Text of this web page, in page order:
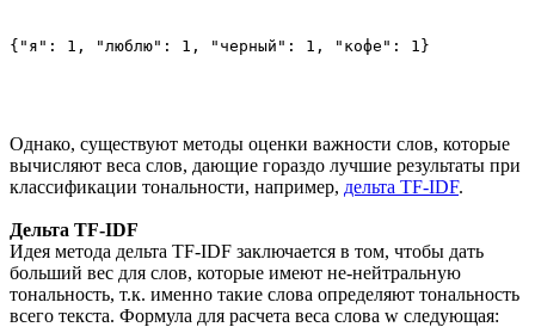
Однако, существуют методы оценки важности слов, которые
вычисляют веса слов, дающие гораздо лучшие результаты при
классификации тональности, например, дельта TF-IDF.
Дельта TF-IDF
Идея метода дельта TF-IDF заключается в том, чтобы дать
больший вес для слов, которые имеют не-нейтральную
тональность, т.к. именно такие слова определяют тональность
всего текста. Формула для расчета веса слова w следующая: